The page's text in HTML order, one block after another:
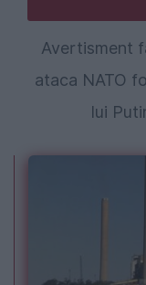
Avertisment
ataca NATO
lui